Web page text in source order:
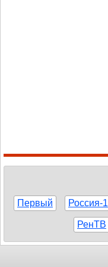
Первый Россия-1
РенТВ